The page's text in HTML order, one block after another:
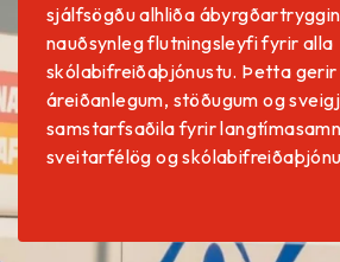
sjálfsögðu alhliða
nauðsynleg flutningsleyfi fyrir alla
skólabifreiðaþjónustu. Þetta gerir
áreiðanlegum, stöðugum og
samstarfsaðila fyrir
sveitarfélög og